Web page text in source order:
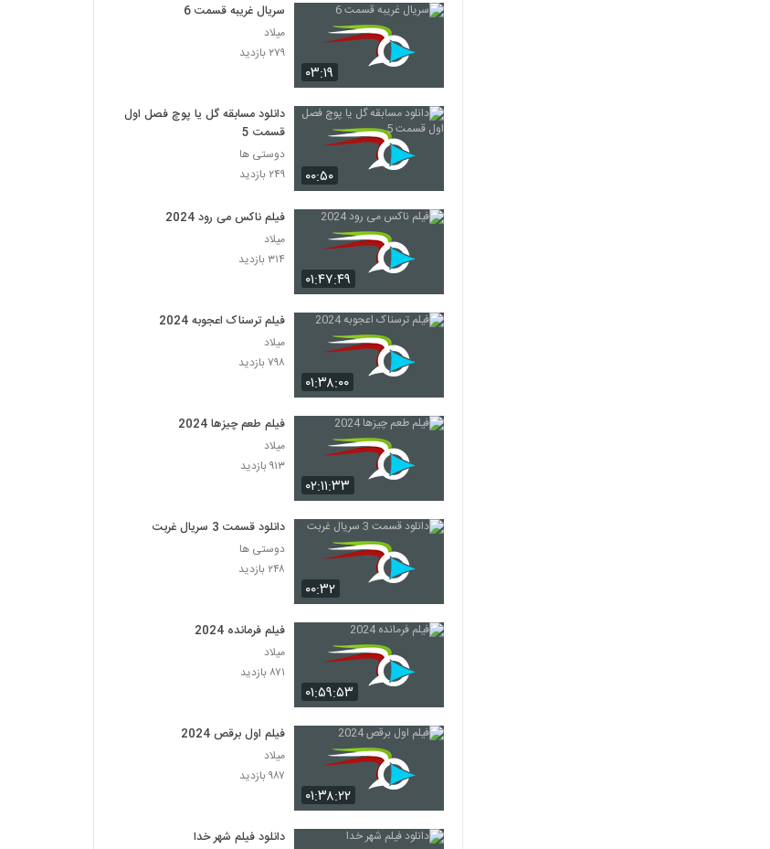
۰۳:۱۹
سریال غریبه قسمت 6
میلاد
۲۷۹ بازدید
۰۰:۵۰
دانلود مسابقه گل یا پوچ فصل اول
قسمت 5
دوستی ها
۲۴۹ بازدید
۰۱:۴۷:۴۹
فیلم ناکس می رود 2024
میلاد
۳۱۴ بازدید
۰۱:۳۸:۰۰
فیلم ترسناک اعجوبه 2024
میلاد
۷۹۸ بازدید
۰۲:۱۱:۳۳
فیلم طعم چیزها 2024
میلاد
۹۱۳ بازدید
۰۰:۳۲
دانلود قسمت 3 سریال غربت
دوستی ها
۲۴۸ بازدید
۰۱:۵۹:۵۳
فیلم فرمانده 2024
میلاد
۸۷۱ بازدید
۰۱:۳۸:۲۲
فیلم اول برقص 2024
میلاد
۹۸۷ بازدید
دانلود فیلم شهر خدا